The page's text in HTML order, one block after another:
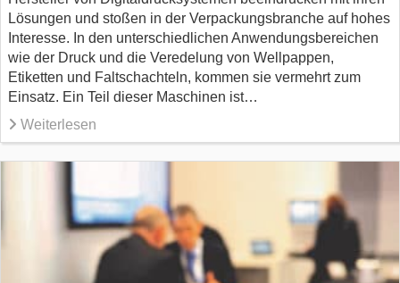
Lösungen und stoßen in der Verpackungsbranche auf hohes
Interesse. In den unterschiedlichen Anwendungsbereichen
wie der Druck und die Veredelung von Wellpappen,
Etiketten und Faltschachteln, kommen sie vermehrt zum
Einsatz. Ein Teil dieser Maschinen ist…
Weiterlesen